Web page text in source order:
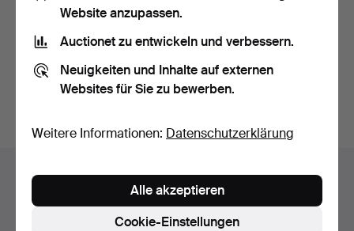
Suche speichern
Archiv
suchen.
Navigation
Hilfe und Kontakt
Kontakt mit dem Support aufnehmen
Website anzupassen.
Auctionet zu entwickeln und verbessern.
Neuigkeiten und Inhalte auf externen
Websites für Sie zu bewerben.
Weitere Informationen: Datenschutzerklärung
Cookie-Einstellungen
Alle akzeptieren